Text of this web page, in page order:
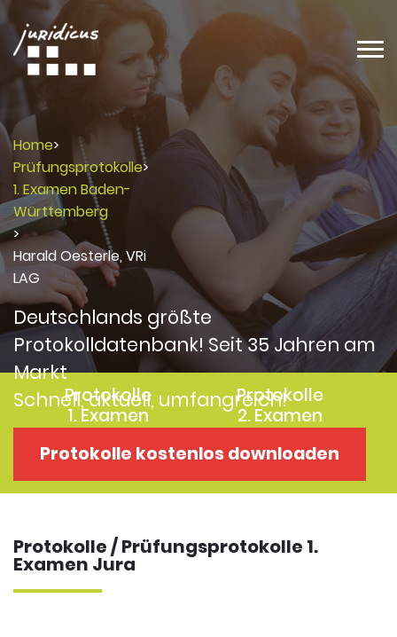
Home>
Prüfungsprotokolle>
1. Examen Baden-
Württemberg
>
Harald Oesterle, VRi
LAG
Deutschlands größte
Protokolldatenbank! Seit 35 Jahren am
Markt
Schnell, aktuell, umfangreich!
Protokolle kostenlos downloaden
Protokolle
1. Examen
Protokolle
2. Examen
Protokolle
Examensklausuren
Kostenloses
Repititorium
Protokolle / Prüfungsprotokolle 1.
Examen Jura